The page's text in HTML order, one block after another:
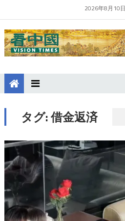
2026年8月10日
タグ:借金返済